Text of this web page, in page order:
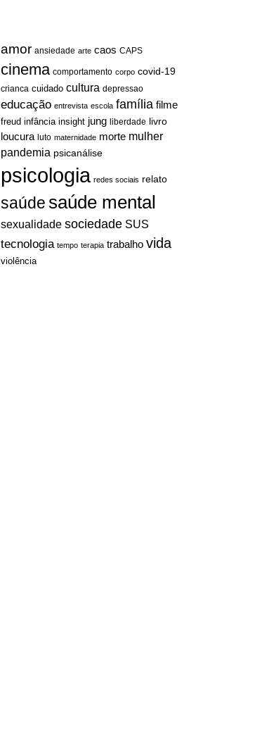
amor ansiedade arte caos CAPS
cinema comportamento corpo covid-19
crianca cuidado cultura depressao
educação entrevista escola família filme
freud infância insight jung liberdade livro
loucura luto maternidade morte mulher
pandemia psicanálise
psicologia redes sociais relato
saúdesaúde mental
sexualidade sociedade SUS
tecnologia tempo terapia trabalho vida
violência